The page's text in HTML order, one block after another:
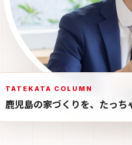
TATEKATA COLUMN
鹿児島の家づくりを、たっち